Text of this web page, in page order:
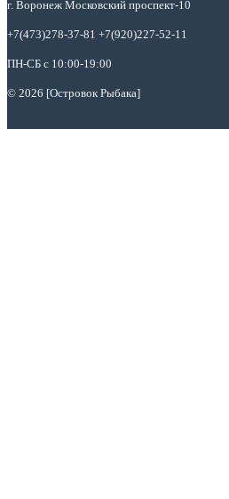
г. Воронеж Московский проспект-10
+7(473)278-37-81 +7(920)227-52-11
ПН-СБ с 10:00-19:00
© 2026 [Островок Рыбака]